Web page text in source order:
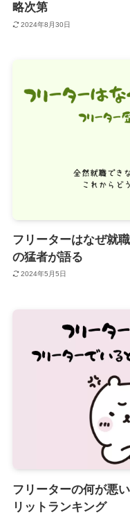
略次第
2024年8月30日
フリーターはなぜ就
の猛者が語る
2024年5月5日
フリーターの何が悪
リットランキング